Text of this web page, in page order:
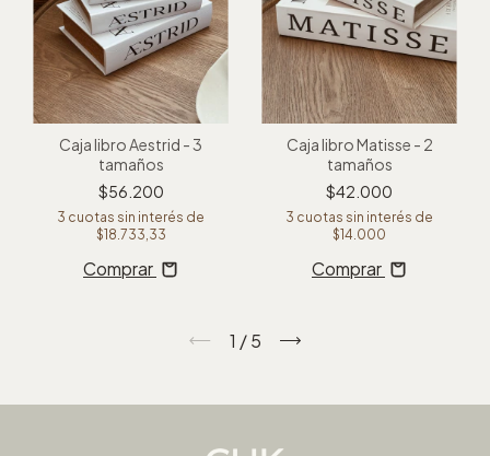
Caja libro Aestrid - 3
tamaños
$56.200
3 cuotas sin interés de
$18.733,33
Comprar
Caja libro Matisse - 2
tamaños
$42.000
3 cuotas sin interés de
$14.000
Comprar
1 / 5